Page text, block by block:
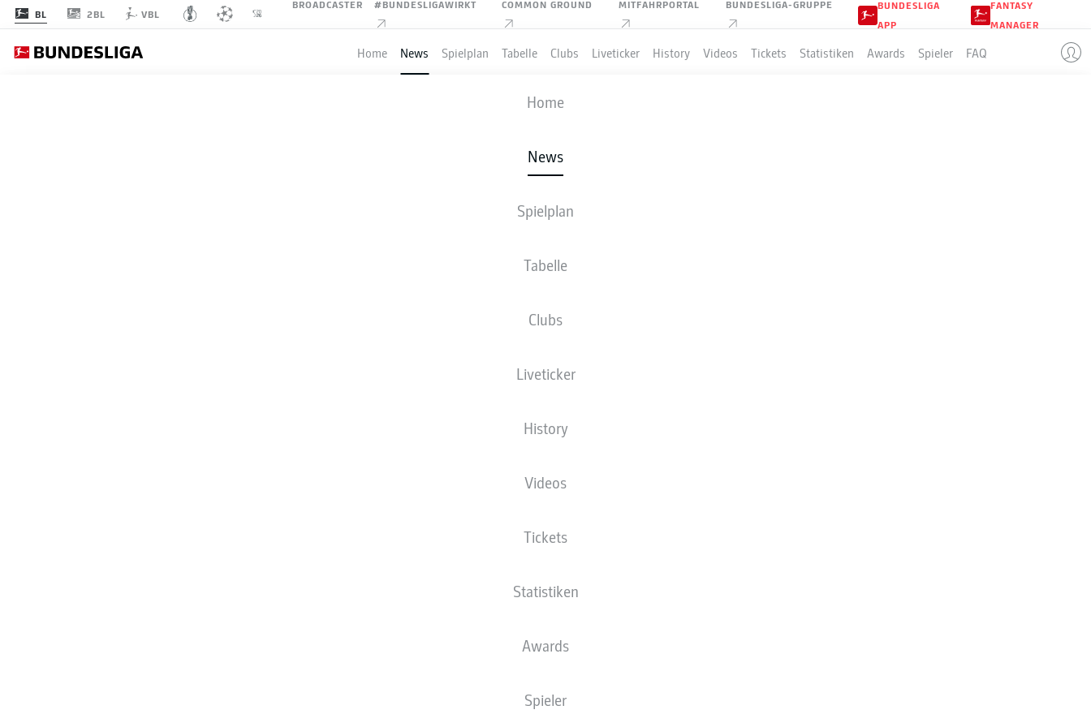
BL 2BL VBL
BROADCASTER #BUNDESLIGAWIRKT COMMON GROUND MITFAHRPORTAL BUNDESLIGA-GRUPPE
BUNDESLIGA
APP
FANTASY
MANAGER
Home News Spielplan Tabelle Clubs Liveticker History Videos Tickets Statistiken Awards Spieler FAQ
Home
News
Spielplan
Tabelle
Clubs
Liveticker
History
Videos
Tickets
Statistiken
Awards
Spieler
Anzeige
SELBSTBEWUSSTE GLADBACHER VOR
DEM RÜCKRUNDEN-START: "WIR